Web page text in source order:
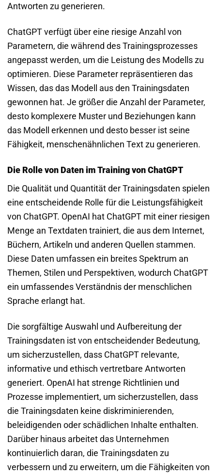
Antworten zu generieren.
ChatGPT verfügt über eine riesige Anzahl von
Parametern, die während des Trainingsprozesses
angepasst werden, um die Leistung des Modells zu
optimieren. Diese Parameter repräsentieren das
Wissen, das das Modell aus den Trainingsdaten
gewonnen hat. Je größer die Anzahl der Parameter,
desto komplexere Muster und Beziehungen kann
das Modell erkennen und desto besser ist seine
Fähigkeit, menschenähnlichen Text zu generieren.
Die Rolle von Daten im Training von ChatGPT
Die Qualität und Quantität der Trainingsdaten spielen
eine entscheidende Rolle für die Leistungsfähigkeit
von ChatGPT. OpenAI hat ChatGPT mit einer riesigen
Menge an Textdaten trainiert, die aus dem Internet,
Büchern, Artikeln und anderen Quellen stammen.
Diese Daten umfassen ein breites Spektrum an
Themen, Stilen und Perspektiven, wodurch ChatGPT
ein umfassendes Verständnis der menschlichen
Sprache erlangt hat.
Die sorgfältige Auswahl und Aufbereitung der
Trainingsdaten ist von entscheidender Bedeutung,
um sicherzustellen, dass ChatGPT relevante,
informative und ethisch vertretbare Antworten
generiert. OpenAI hat strenge Richtlinien und
Prozesse implementiert, um sicherzustellen, dass
die Trainingsdaten keine diskriminierenden,
beleidigenden oder schädlichen Inhalte enthalten.
Darüber hinaus arbeitet das Unternehmen
kontinuierlich daran, die Trainingsdaten zu
verbessern und zu erweitern, um die Fähigkeiten von